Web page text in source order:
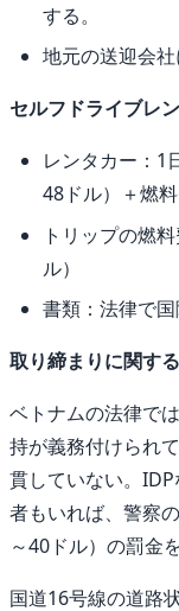
する。
地元の送迎会社
セルフドライブレ
レンタカー：1
48ドル）＋燃
トリップの燃
ル）
書類：法律で
取り締まりに関す
ベトナムの法律で
持が義務付けられ
貫していない。
者もいれば、警察
～40ドル）の罰金
国道16号線の道路